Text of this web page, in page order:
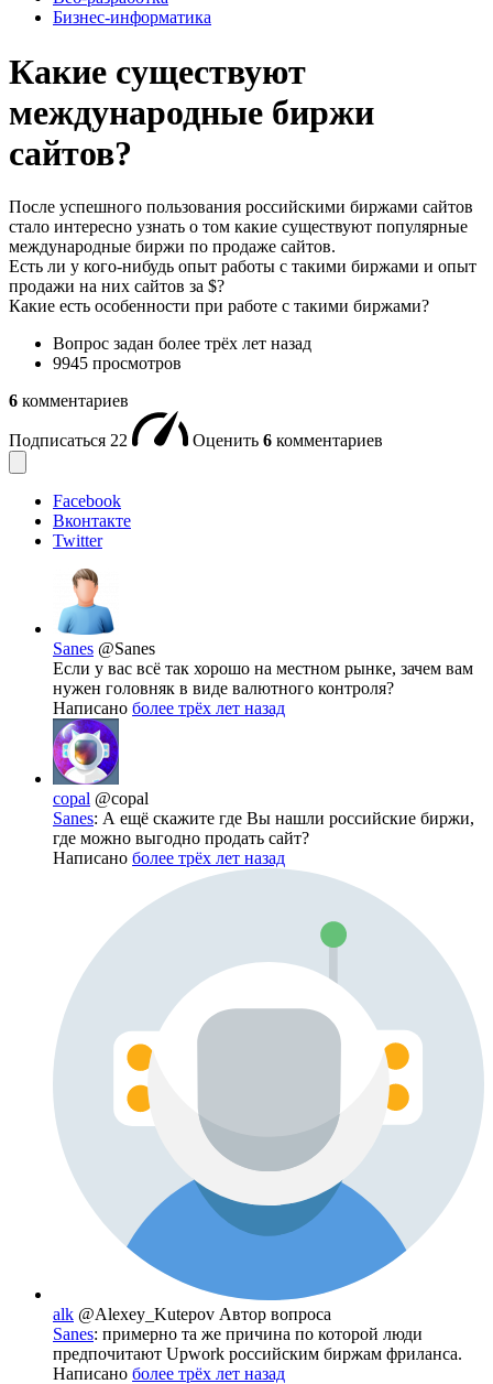
Бизнес-информатика
Какие существуют
международные биржи
сайтов?
После успешного пользования российскими биржами сайтов
стало интересно узнать о том какие существуют популярные
международные биржи по продаже сайтов.
Есть ли у кого-нибудь опыт работы с такими биржами и опыт
продажи на них сайтов за $?
Какие есть особенности при работе с такими биржами?
Вопрос задан более трёх лет назад
9945 просмотров
6 комментариев
Подписаться 22 Оценить 6 комментариев
Facebook
Вконтакте
Twitter
Sanes @Sanes
Если у вас всё так хорошо на местном рынке, зачем вам
нужен головняк в виде валютного контроля?
Написано более трёх лет назад
copal @copal
Sanes: А ещё скажите где Вы нашли российские биржи,
где можно выгодно продать сайт?
Написано более трёх лет назад
alk @Alexey_Kutepov Автор вопроса
Sanes: примерно та же причина по которой люди
предпочитают Upwork российским биржам фриланса.
Написано более трёх лет назад